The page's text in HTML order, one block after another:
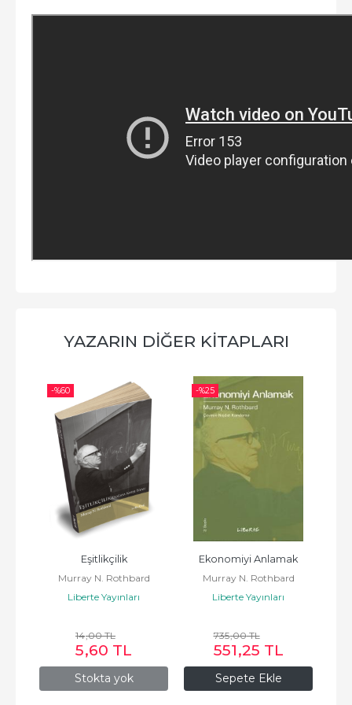
YAZARIN DIĞER KITAPLARI
-%60
Stokta yok
Eşitlikçilik
Murray N. Rothbard
Liberte Yayınları
14,00TL
5,60 TL
-%25
Sepete Ekle
Ekonomiyi Anlamak
Murray N. Rothbard
Liberte Yayınları
735,00TL
551,25 TL